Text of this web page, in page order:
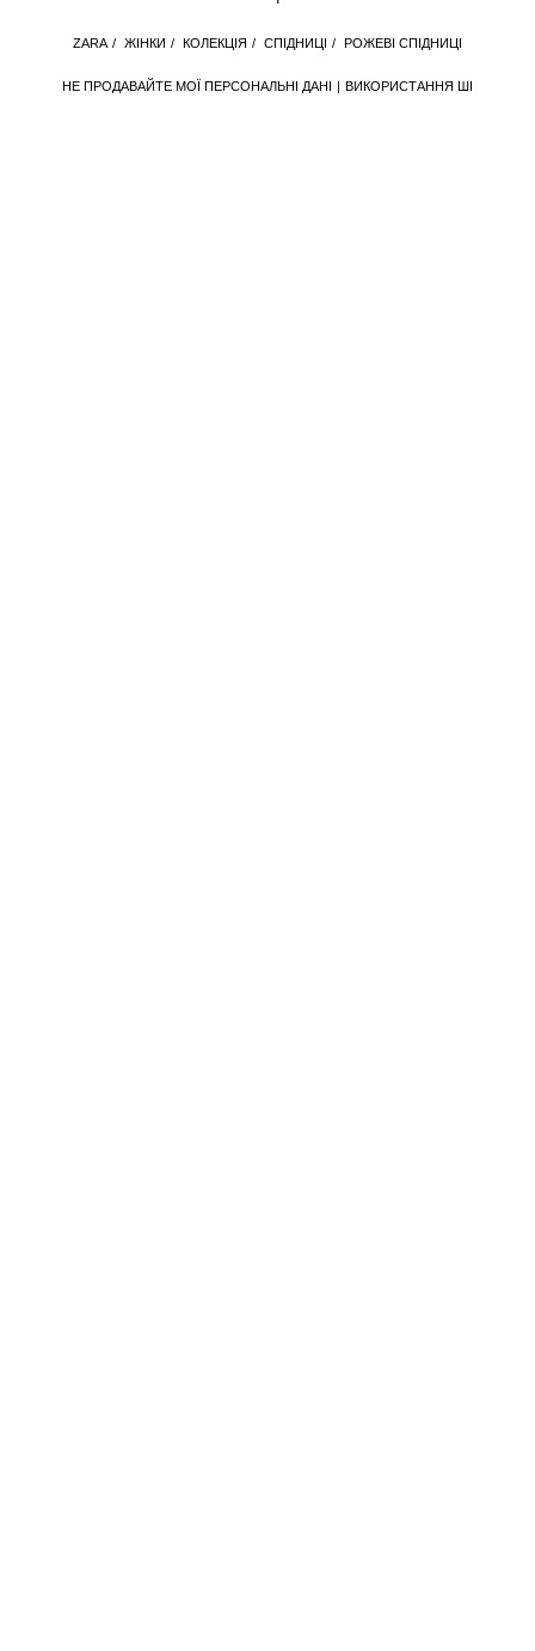
НЕ ПРОДАВАЙТЕ МОЇ ПЕРСОНАЛЬНІ ДАНІ ВИКОРИСТАННЯ ШІ
ZARA / ЖІНКИ / КОЛЕКЦІЯ / СПІДНИЦІ / РОЖЕВІ СПІДНИЦІ